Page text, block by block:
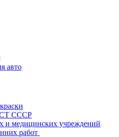
авто
СССР
и медицинских учреждений
работ